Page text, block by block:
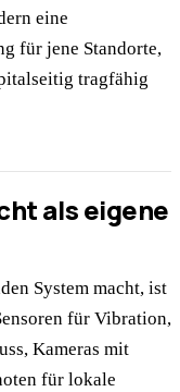
eine
für jene Standorte,
tragfähig
als eigene
System macht, ist
für Vibration,
Kameras mit
für lokale